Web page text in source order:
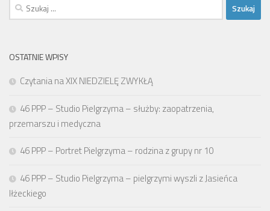
Szukaj:
OSTATNIE WPISY
Czytania na XIX NIEDZIELĘ ZWYKŁĄ
46 PPP – Studio Pielgrzyma – służby: zaopatrzenia,
przemarszu i medyczna
46 PPP – Portret Pielgrzyma – rodzina z grupy nr 10
46 PPP – Studio Pielgrzyma – pielgrzymi wyszli z Jasieńca
Iłżeckiego